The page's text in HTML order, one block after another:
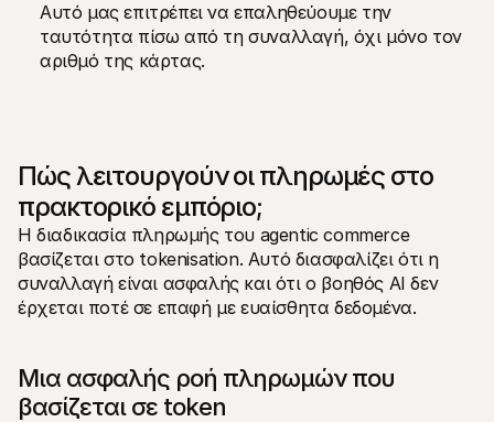
Αυτό μας επιτρέπει να επαληθεύουμε την
ταυτότητα πίσω από τη συναλλαγή, όχι μόνο τον
αριθμό της κάρτας.
Πώς λειτουργούν οι πληρωμές στο
πρακτορικό εμπόριο;
Η διαδικασία πληρωμής του agentic commerce
βασίζεται στο tokenisation. Αυτό διασφαλίζει ότι η
συναλλαγή είναι ασφαλής και ότι ο βοηθός AI δεν
έρχεται ποτέ σε επαφή με ευαίσθητα δεδομένα.
Μια ασφαλής ροή πληρωμών που
βασίζεται σε token